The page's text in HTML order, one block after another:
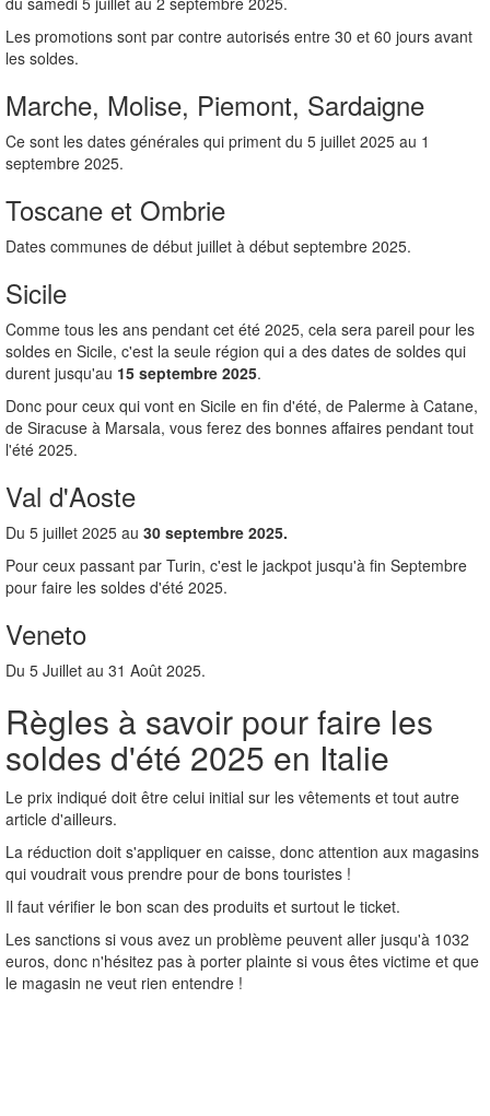
Les promotions sont par contre autorisés entre 30 et 60 jours avant
les soldes.
Marche, Molise, Piemont, Sardaigne
Ce sont les dates générales qui priment du 5 juillet 2025 au 1
septembre 2025.
Toscane et Ombrie
Dates communes de début juillet à début septembre 2025.
Sicile
Comme tous les ans pendant cet été 2025, cela sera pareil pour les
soldes en Sicile, c'est la seule région qui a des dates de soldes qui
durent jusqu'au 15 septembre 2025.
Donc pour ceux qui vont en Sicile en fin d'été, de Palerme à Catane,
de Siracuse à Marsala, vous ferez des bonnes affaires pendant tout
l'été 2025.
Val d'Aoste
Du 5 juillet 2025 au 30 septembre 2025.
Pour ceux passant par Turin, c'est le jackpot jusqu'à fin Septembre
pour faire les soldes d'été 2025.
Veneto
Du 5 Juillet au 31 Août 2025.
Règles à savoir pour faire les
soldes d'été 2025 en Italie
Le prix indiqué doit être celui initial sur les vêtements et tout autre
article d'ailleurs.
La réduction doit s'appliquer en caisse, donc attention aux magasins
qui voudrait vous prendre pour de bons touristes !
Il faut vérifier le bon scan des produits et surtout le ticket.
Les sanctions si vous avez un problème peuvent aller jusqu'à 1032
euros, donc n'hésitez pas à porter plainte si vous êtes victime et que
le magasin ne veut rien entendre !